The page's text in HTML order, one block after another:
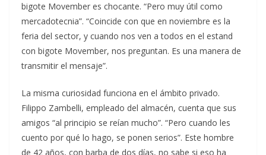
bigote Movember es chocante. “Pero muy útil como
mercadotecnia”. “Coincide con que en noviembre es la
feria del sector, y cuando nos ven a todos en el estand
con bigote Movember, nos preguntan. Es una manera de
transmitir el mensaje”.
La misma curiosidad funciona en el ámbito privado.
Filippo Zambelli, empleado del almacén, cuenta que sus
amigos “al principio se reían mucho”. “Pero cuando les
cuento por qué lo hago, se ponen serios”. Este hombre
de 42 años, con barba de dos días, no sabe si eso ha